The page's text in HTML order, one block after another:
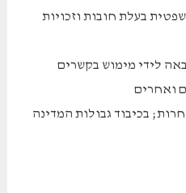
בעלת חובות וזכויות
לידי מימוש בקשרים
ואחרים
בכיבוד גבולות המדינה